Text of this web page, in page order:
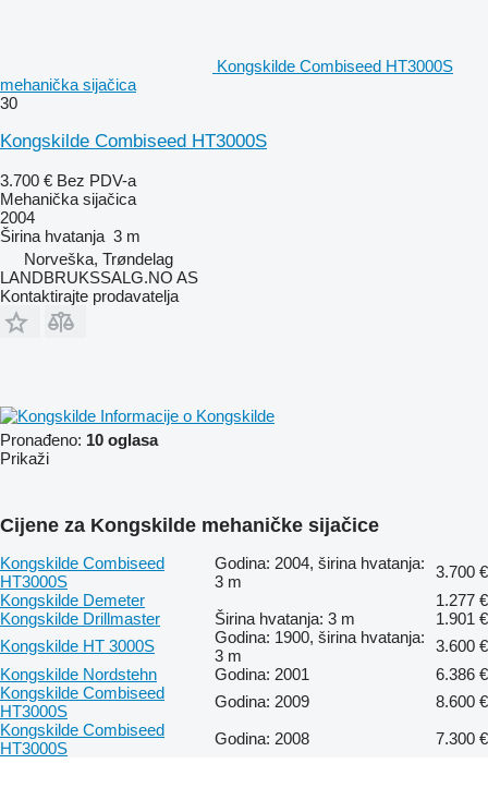
Kongskilde Combiseed HT3000S
mehanička sijačica
30
Kongskilde Combiseed HT3000S
3.700 € Bez PDV-a
Mehanička sijačica
2004
Širina hvatanja 3 m
Norveška, Trøndelag
LANDBRUKSSALG.NO AS
Kontaktirajte prodavatelja
Informacije o Kongskilde
Pronađeno: 10 oglasa
Prikaži
Cijene za Kongskilde mehaničke sijačice
Kongskilde Combiseed
HT3000S
Godina: 2004, širina hvatanja:
3 m
3.700 €
Kongskilde Demeter
1.277 €
Kongskilde Drillmaster
Širina hvatanja: 3 m
1.901 €
Kongskilde HT 3000S
Godina: 1900, širina hvatanja:
3 m
3.600 €
Kongskilde Nordstehn
Godina: 2001
6.386 €
Kongskilde Combiseed
HT3000S
Godina: 2009
8.600 €
Kongskilde Combiseed
HT3000S
Godina: 2008 7.300 €